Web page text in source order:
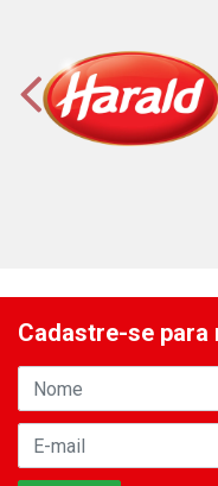
Cadastre-se